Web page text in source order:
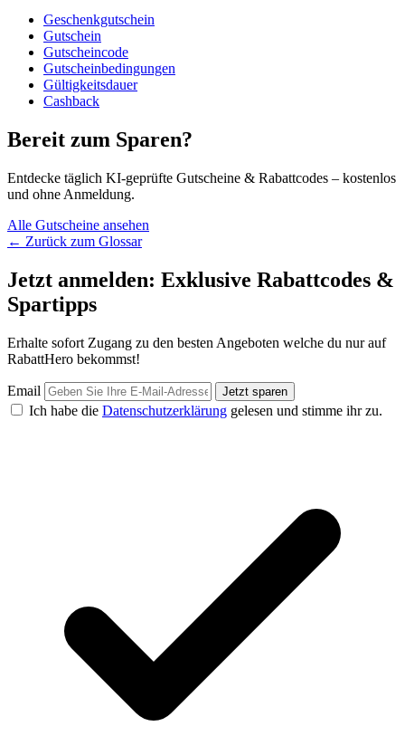
Geschenkgutschein
Gutschein
Gutscheincode
Gutscheinbedingungen
Gültigkeitsdauer
Cashback
Bereit zum Sparen?
Entdecke täglich KI-geprüfte Gutscheine & Rabattcodes – kostenlos
und ohne Anmeldung.
Alle Gutscheine ansehen
← Zurück zum Glossar
Jetzt anmelden: Exklusive Rabattcodes &
Spartipps
Erhalte sofort Zugang zu den besten Angeboten welche du nur auf
RabattHero bekommst!
Email Jetzt sparen
Ich habe die Datenschutzerklärung gelesen und stimme ihr zu.